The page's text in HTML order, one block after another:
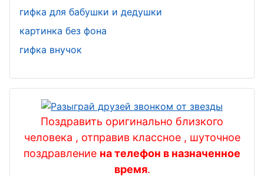
гифка для бабушки и дедушки
картинка без фона
гифка внучок
Поздравить оригинально близкого
человека , отправив классное , шуточное
поздравление на телефон в назначенное
время.